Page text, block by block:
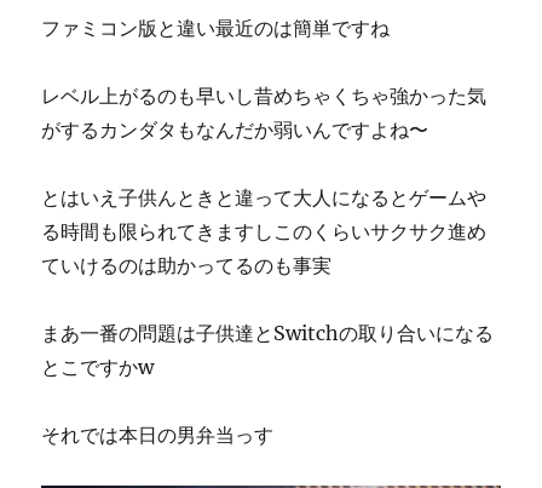
ファミコン版と違い最近のは簡単ですね
レベル上がるのも早いし昔めちゃくちゃ強かった気
がするカンダタもなんだか弱いんですよね〜
とはいえ子供んときと違って大人になるとゲームや
る時間も限られてきますしこのくらいサクサク進め
ていけるのは助かってるのも事実
まあ一番の問題は子供達とSwitchの取り合いになる
とこですかw
それでは本日の男弁当っす